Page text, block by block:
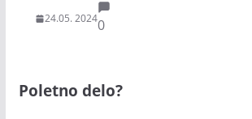
24.05. 20240
Poletno delo?